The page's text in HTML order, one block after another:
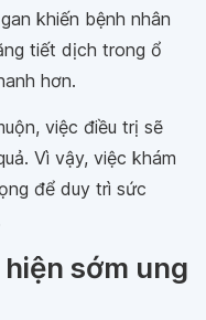
khiến bệnh nhân
tiết dịch trong ổ
hơn.
việc điều trị sẽ
Vì vậy, việc khám
để duy trì sức
sớm ung